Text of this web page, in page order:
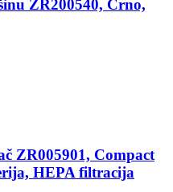
ZR200540, Crno,
ZR005901, Compact
HEPA filtracija